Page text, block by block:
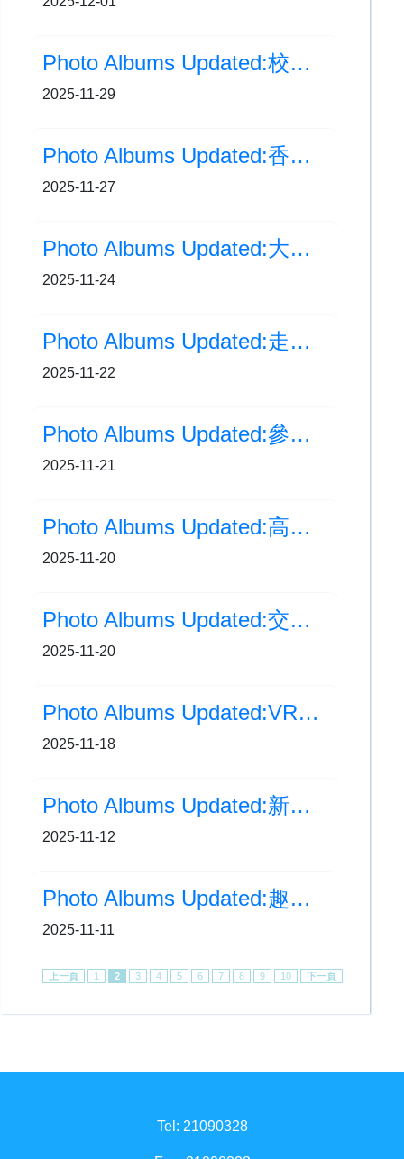
Photo Albums Updated:校園保育土沉香工作坊：植物3D模型建構與應用
2025-11-29
Photo Albums Updated:香港警務處 大嶼山警區 校園欺凌講座
2025-11-27
Photo Albums Updated:大嶼山區小學校際五人足球比賽
2025-11-24
Photo Albums Updated:走進中學校園 體驗多元學習生活
2025-11-22
Photo Albums Updated:參觀合味道紀念館
2025-11-21
Photo Albums Updated:高年級生日會(11至2月)
2025-11-20
Photo Albums Updated:交齊功課獎勵計劃
2025-11-20
Photo Albums Updated:VR虛擬導覽製作及校園植物調查
2025-11-18
Photo Albums Updated:新加坡 Compassvale Primary School到訪本校 交流
2025-11-12
Photo Albums Updated:趣看文言戲劇
2025-11-11
上一頁 1 2 3 4 5 6 7 8 9 10 下一頁
Tel: 21090328